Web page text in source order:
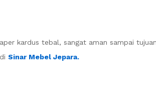
kardus tebal, sangat aman sampai
Sinar Mebel Jepara.